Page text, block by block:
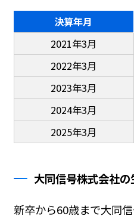
決算年月
2021年3月
2022年3月
2023年3月
2024年3月
2025年3月
大同信号株式会社
新卒から60歳まで大同